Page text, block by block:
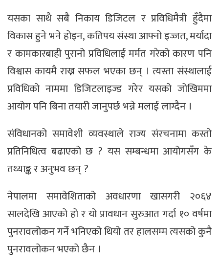
यसका साथै सबै निकाय डिजिटल र प्रविधिमैत्री हुँदैमा
विकास हुने भने होइन, कतिपय संस्था आफ्नो इज्जत, मर्यादा
र कामकारबाही पुरानो प्रविधिलाई मर्मत गरेको कारण पनि
विश्वास कायमै राख्न सफल भएका छन् । त्यस्ता संस्थालाई
प्रविधिको नाममा डिजिटलाइज्ड गरेर यसको जोखिममा
आयोग पनि बिना तयारी जानुपर्छ भन्ने मलाई लाग्दैन ।
संविधानको समावेशी व्यवस्थाले राज्य संरचनामा कस्तो
प्रतिनिधित्व बढाएको छ ? यस सम्बन्धमा आयोगसँग के
तथ्याङ्क र अनुभव छन् ?
नेपालमा समावेशिताको अवधारणा खासगरी २०६४
सालदेखि आएको हो र यो प्रावधान सुरुआत गर्दा १० वर्षमा
पुनरावलोकन गर्ने भनिएको थियो तर हालसम्म त्यसको कुनै
पुनरावलोकन भएको छैन ।